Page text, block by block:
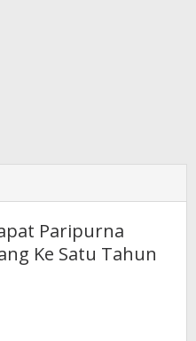
Paripurna
Ke Satu Tahun